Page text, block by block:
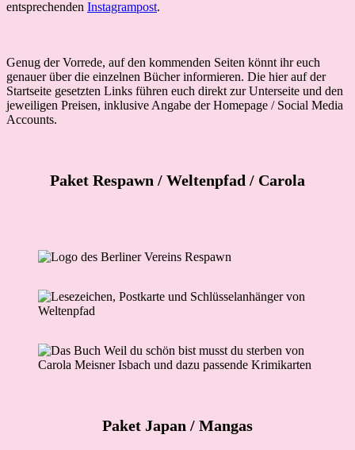
entsprechenden Instagrampost.
Genug der Vorrede, auf den kommenden Seiten könnt ihr euch
genauer über die einzelnen Bücher informieren. Die hier auf der
Startseite gesetzten Links führen euch direkt zur Unterseite und den
jeweiligen Preisen, inklusive Angabe der Homepage / Social Media
Accounts.
Paket Respawn / Weltenpfad / Carola
Paket Japan / Mangas